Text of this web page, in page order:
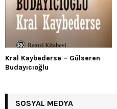
Kral Kaybederse – Gülseren
Budayıcıoğlu
SOSYAL MEDYA